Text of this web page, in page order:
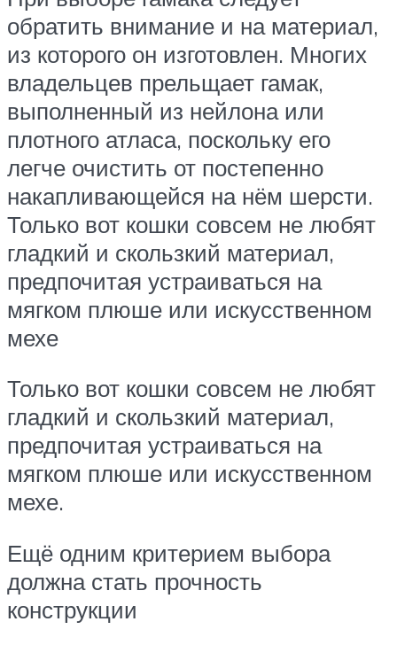
обратить внимание и на материал,
из которого он изготовлен. Многих
владельцев прельщает гамак,
выполненный из нейлона или
плотного атласа, поскольку его
легче очистить от постепенно
накапливающейся на нём шерсти.
Только вот кошки совсем не любят
гладкий и скользкий материал,
предпочитая устраиваться на
мягком плюше или искусственном
мехе
Только вот кошки совсем не любят
гладкий и скользкий материал,
предпочитая устраиваться на
мягком плюше или искусственном
мехе.
Ещё одним критерием выбора
должна стать прочность
конструкции